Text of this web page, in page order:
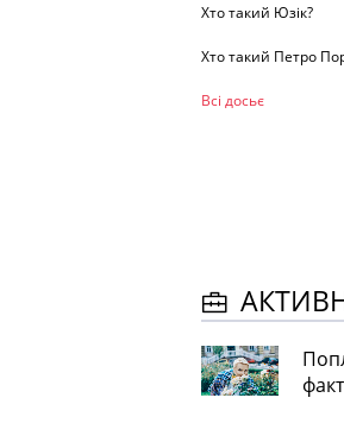
Хто такий Юзік?
Хто такий Петро
Всі досьє